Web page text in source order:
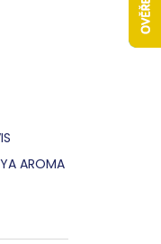
AROMA